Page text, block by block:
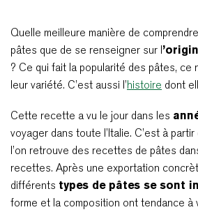
Quelle meilleure manière de
pâtes que de se renseigner sur l
? Ce qui fait la popularité des pâtes, ce
leur variété. C’est aussi l’histoire dont
Cette recette a vu le jour dans les
voyager dans toute l’Italie. C’est à
l’on retrouve des recettes de pâtes
recettes. Après une exportation
différents types de pâtes se sont
forme et la composition ont tendance à